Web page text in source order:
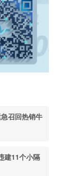
召回热销牛
建11个小隔